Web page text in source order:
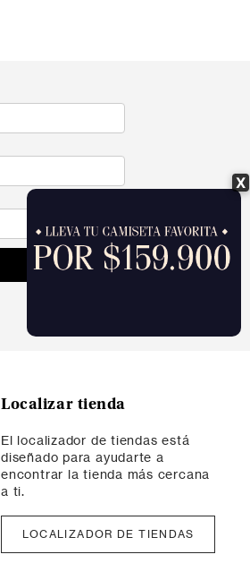
X
Localizar tienda
El localizador de tiendas está
diseñado para ayudarte a
encontrar la tienda más cercana
a ti.
LOCALIZADOR DE TIENDAS